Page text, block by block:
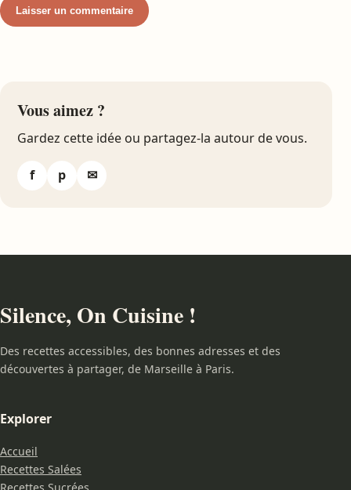
Vous aimez ?
Gardez cette idée ou partagez-la autour de vous.
f p ✉
Silence, On Cuisine !
Des recettes accessibles, des bonnes adresses et des
découvertes à partager, de Marseille à Paris.
Explorer
Accueil
Recettes Salées